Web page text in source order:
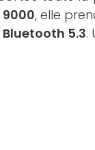
9000, elle
Bluetooth 5.3.